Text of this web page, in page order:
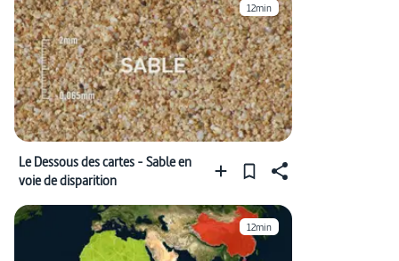
12min
Le Dessous des cartes - Sable en
voie de disparition
12min